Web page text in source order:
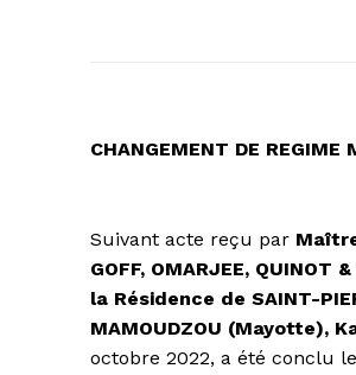
CHANGEMENT DE REGIME
Suivant acte reçu par
GOFF, OMARJEE,
la Résidence de SAINT-
MAMOUDZOU (Mayotte),
octobre 2022, a été conclu